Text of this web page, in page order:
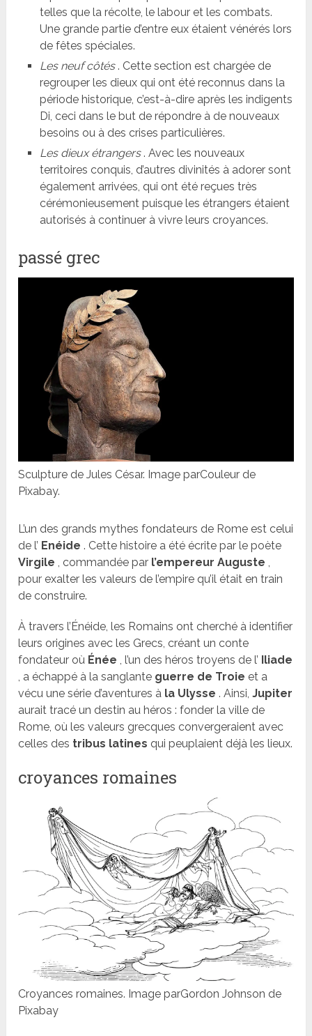
telles que la récolte, le labour et les combats.
Une grande partie d’entre eux étaient vénérés lors
de fêtes spéciales.
Les neuf côtés. Cette section est chargée de
regrouper les dieux qui ont été reconnus dans la
période historique, c’est-à-dire après les indigents
Di, ceci dans le but de répondre à de nouveaux
besoins ou à des crises particulières.
Les dieux étrangers. Avec les nouveaux
territoires conquis, d’autres divinités à adorer sont
également arrivées, qui ont été reçues très
cérémonieusement puisque les étrangers étaient
autorisés à continuer à vivre leurs croyances.
passé grec
Sculpture de Jules César. Image parCouleur de
Pixabay.
L’un des grands mythes fondateurs de Rome est celui
de l’ Enéide . Cette histoire a été écrite par le poète
Virgile , commandée par l’empereur Auguste
pour exalter les valeurs de l’empire qu’il était en train
de construire.
À travers l’Énéide, les Romains ont cherché à identifier
leurs origines avec les Grecs, créant un conte
fondateur où Énée , l’un des héros troyens de l’ Iliade
, a échappé à la sanglante guerre de Troie et a
vécu une série d’aventures à la Ulysse . Ainsi,Jupiter
aurait tracé un destin au héros : fonder la ville de
Rome, où les valeurs grecques convergeraient avec
celles des tribus latines qui peuplaient déjà les lieux.
croyances romaines
Croyances romaines. Image parGordon Johnson de
Pixabay